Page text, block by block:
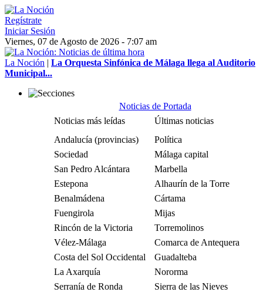
Regístrate
Iniciar Sesión
Viernes, 07 de Agosto de 2026 - 7:07 am
La Noción | La Orquesta Sinfónica de Málaga llega al Auditorio
Municipal...
Noticias de Portada
Noticias más leídas
Últimas noticias
Andalucía (provincias)
Política
Sociedad
Málaga capital
San Pedro Alcántara
Marbella
Estepona
Alhaurín de la Torre
Benalmádena
Cártama
Fuengirola
Mijas
Rincón de la Victoria
Torremolinos
Vélez-Málaga
Comarca de Antequera
Costa del Sol Occidental
Guadalteba
La Axarquía
Nororma
Serranía de Ronda
Sierra de las Nieves